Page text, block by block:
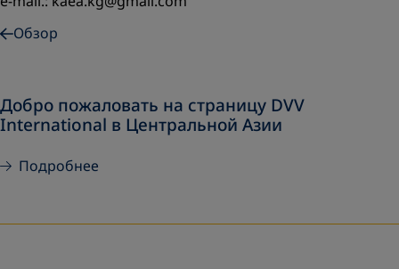
Обзор
Добро пожаловать на страницу DVV
International в Центральной Азии
Подробнее